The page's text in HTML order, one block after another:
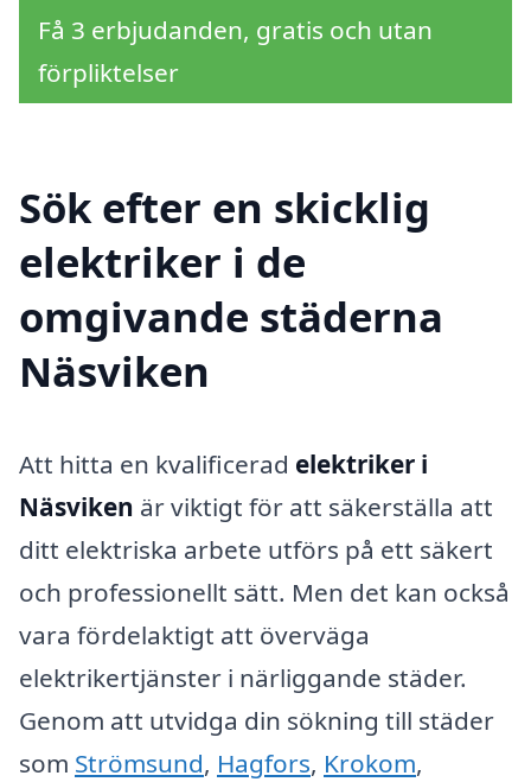
Få 3 erbjudanden, gratis och utan
förpliktelser
Sök efter en skicklig
elektriker i de
omgivande städerna
Näsviken
Att hitta en kvalificerad elektriker i
Näsviken är viktigt för att säkerställa att
ditt elektriska arbete utförs på ett säkert
och professionellt sätt. Men det kan också
vara fördelaktigt att överväga
elektrikertjänster i närliggande städer.
Genom att utvidga din sökning till städer
som Strömsund, Hagfors, Krokom,